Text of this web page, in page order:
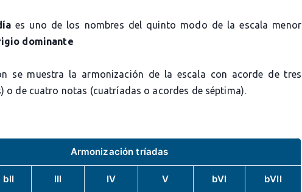
es uno de los nombres del quinto modo de la escala menor
dominante
se muestra la armonización de la escala con acorde de tres
o de cuatro notas (cuatríadas o acordes de séptima).
Armonización tríadas
bII III IV V bVI bVII